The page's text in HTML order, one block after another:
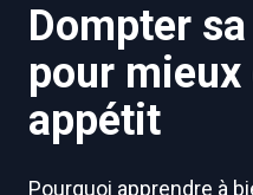
Dompter
pour
appétit
Pourquoi apprendre à